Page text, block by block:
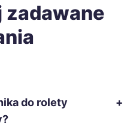
272 zł
zadawane
do rolety
+